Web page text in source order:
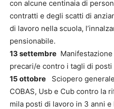
con alcune centinaia di
contratti e degli scatti di
di lavoro nella scuola,
pensionabile.
13 settembre
precari/e contro i tagli di
15 ottobre
Sciopero
COBAS, Usb e Cub contro la
mila posti di lavoro in 3 anni